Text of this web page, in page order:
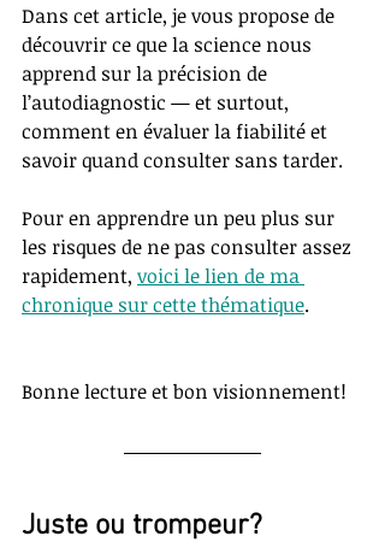
Dans cet article, je vous propose de
découvrir ce que la science nous
apprend sur la précision de
l’autodiagnostic — et surtout,
comment en évaluer la fiabilité et
savoir quand consulter sans tarder.
Pour en apprendre un peu plus sur
les risques de ne pas consulter assez
rapidement, voici le lien de ma
chronique sur cette thématique.
Bonne lecture et bon visionnement!
Juste ou trompeur?